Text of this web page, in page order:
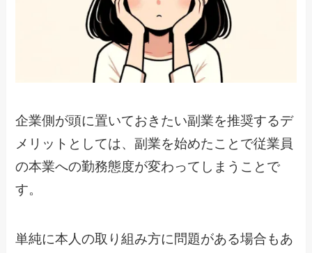
企業側が頭に置いておきたい副業を推奨するデ
メリットとしては、副業を始めたことで従業員
の本業への勤務態度が変わってしまうことで
す。
単純に本人の取り組み方に問題がある場合もあ